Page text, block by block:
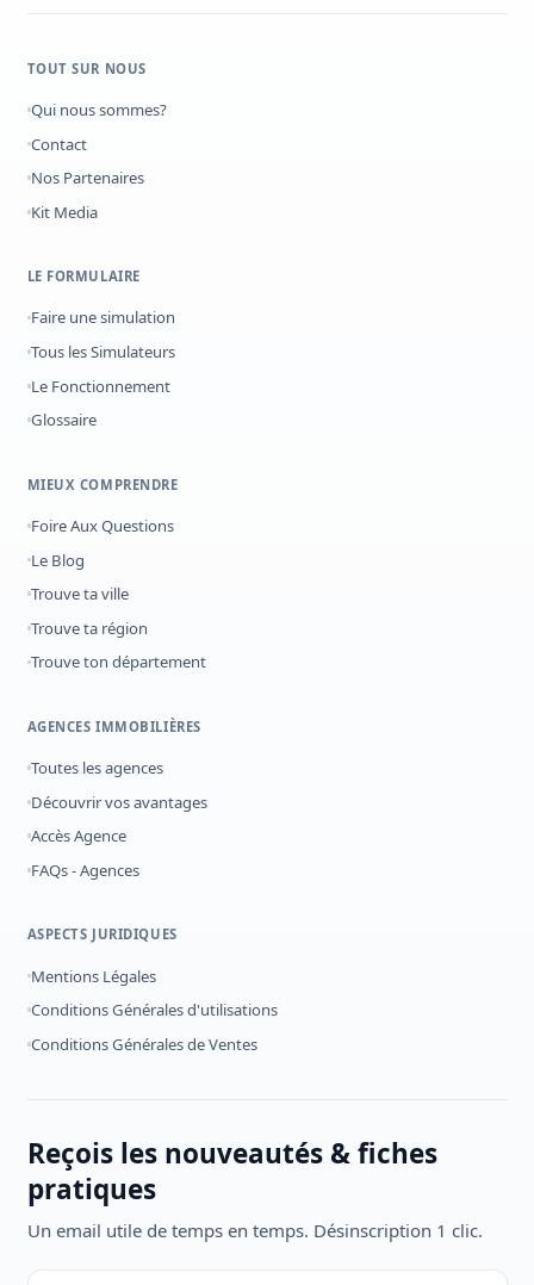
TOUT SUR NOUS
Qui nous sommes?
Contact
Nos Partenaires
Kit Media
LE FORMULAIRE
Faire une simulation
Tous les Simulateurs
Le Fonctionnement
Glossaire
MIEUX COMPRENDRE
Foire Aux Questions
Le Blog
Trouve ta ville
Trouve ta région
Trouve ton département
AGENCES IMMOBILIÈRES
Toutes les agences
Découvrir vos avantages
Accès Agence
FAQs - Agences
ASPECTS JURIDIQUES
Mentions Légales
Conditions Générales d'utilisations
Conditions Générales de Ventes
Reçois les nouveautés & fiches
pratiques
Un email utile de temps en temps. Désinscription 1 clic.